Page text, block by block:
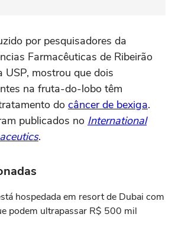
por pesquisadores da
Farmacêuticas de Ribeirão
USP, mostrou que dois
na fruta-do-lobo têm
do câncer de bexiga.
publicados no International
.
hospedada em resort de Dubai com
podem ultrapassar R$ 500 mil